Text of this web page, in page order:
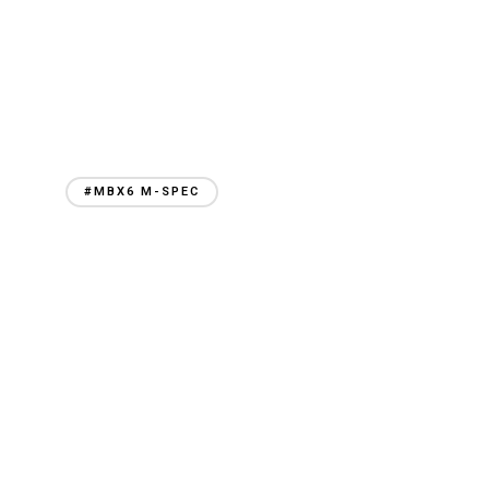
#MBX6 M-SPEC